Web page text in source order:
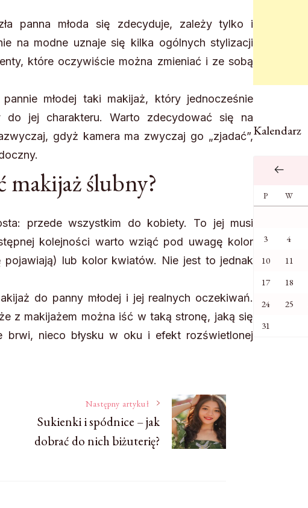
panna młoda się zdecyduje, zależy tylko i
na modne uznaje się kilka ogólnych stylizacji
które oczywiście można zmieniać i ze sobą
młodej taki makijaż, który jednocześnie
do jej charakteru. Warto zdecydować się na
gdyż kamera ma zwyczaj go „zjadać”,
makijaż ślubny?
przede wszystkim do kobiety. To jej musi
kolejności warto wziąć pod uwagę kolor
lub kolor kwiatów. Nie jest to jednak
do panny młodej i jej realnych oczekiwań.
z makijażem można iść w taką stronę, jaką się
brwi, nieco błysku w oku i efekt rozświetlonej
Następny artykuł
Sukienki i spódnice – jak
dobrać do nich biżuterię?
Kalendarz
P W
3
4
10
11
17
18
24
25
31